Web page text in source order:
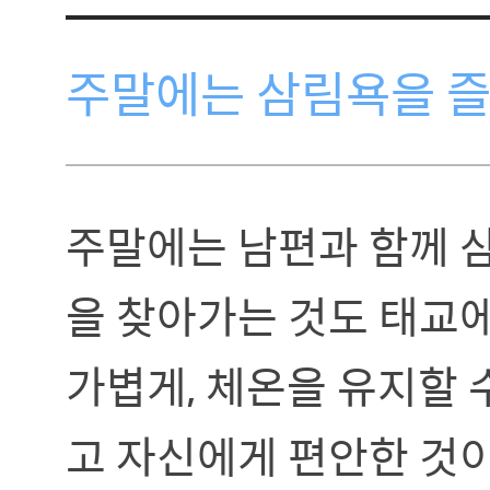
주말에는 삼림욕을
주말에는 남편과 함께
을 찾아가는 것도 태교
가볍게, 체온을 유지할
고 자신에게 편안한 것